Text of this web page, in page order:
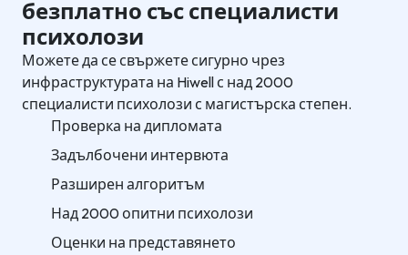
безплатно със специалисти
психолози
Можете да се свържете сигурно чрез
инфраструктурата на Hiwell с над 2000
специалисти психолози с магистърска степен.
Проверка на дипломата
Задълбочени интервюта
Разширен алгоритъм
Над 2000 опитни психолози
Оценки на представянето